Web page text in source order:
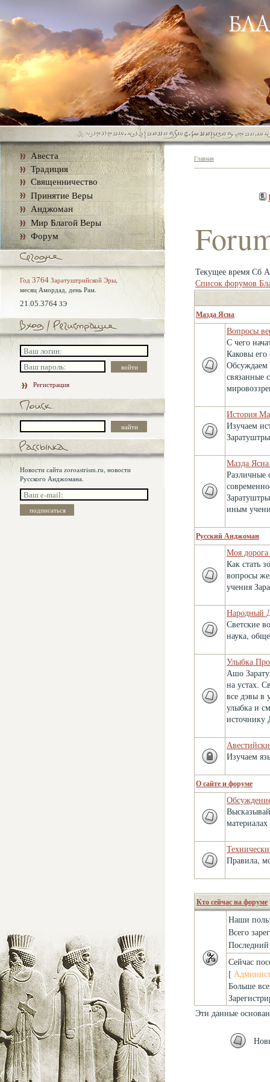
Авеста
Традиция
Священничество
Принятие Веры
Анджоман
Мир Благой Веры
Форум
Год 3764 Заратуштрийской Эры,
месяц Амордад, день Рам.
21.05.3764 ЗЭ
Регистрация
Новости сайта zoroastrism.ru, новости
Русского Анджомана.
Главная
Текущее время Сб
Список форумов
Мазда Ясна
Вопросы
С чего
Каковы
Обсуждаем
связанные
История
Изучаем
Мазда
Различные
иным
Русский Анджоман
Моя
Как стать
вопросы
учения
Народный
Светские
наука,
Улыбка
Ашо
на устах.
все дэвы в
улыбка и
источнику
Изучаем
О сайте и форуме
Правила,
Кто сейчас на форуме
Наши
Всего
Последний
Сейчас
[
Больше
Эти данные